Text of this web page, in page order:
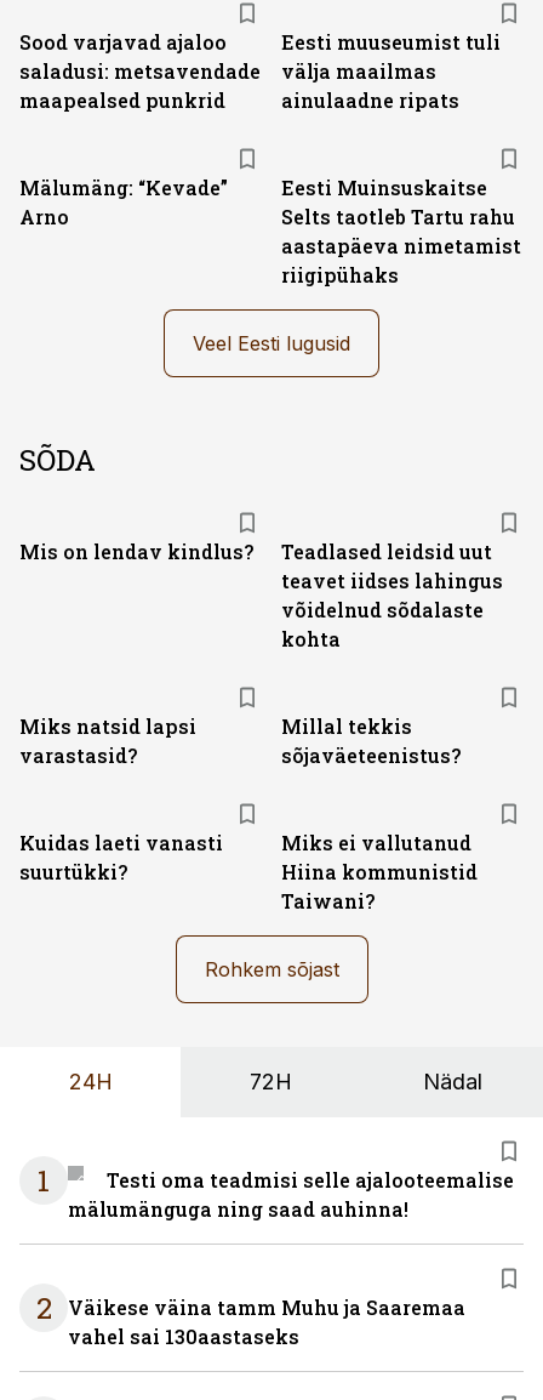
Sood varjavad ajaloo
saladusi: metsavendade
maapealsed punkrid
Eesti muuseumist tuli
välja maailmas
ainulaadne ripats
Mälumäng: “Kevade”
Arno
Eesti Muinsuskaitse
Selts taotleb Tartu rahu
aastapäeva nimetamist
riigipühaks
Veel Eesti lugusid
SÕDA
Mis on lendav kindlus?
Teadlased leidsid uut
teavet iidses lahingus
võidelnud sõdalaste
kohta
Miks natsid lapsi
varastasid?
Millal tekkis
sõjaväeteenistus?
Kuidas laeti vanasti
suurtükki?
Miks ei vallutanud
Hiina kommunistid
Taiwani?
Rohkem sõjast
24H 72H Nädal
1
Testi oma teadmisi selle ajalooteemalise
mälumänguga ning saad auhinna!
2
Väikese väina tamm Muhu ja Saaremaa
vahel sai 130aastaseks